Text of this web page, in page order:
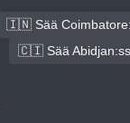
🇮🇳 Sää
🇨🇮 Sää